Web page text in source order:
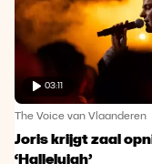
03:11
The Voice van Vlaanderen
Joris krijgt zaal
‘Hallelujah’